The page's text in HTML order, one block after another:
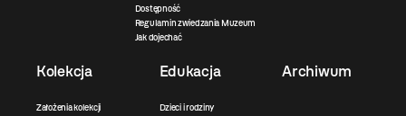
Dostępność
Regulamin zwiedzania Muzeum
Jak dojechać
Kolekcja
Założenia kolekcji
Edukacja
Dzieci i rodziny
Archiwum